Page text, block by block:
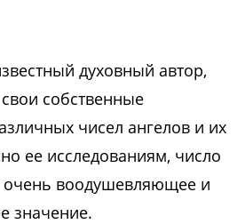
духовный автор,
собственные
чисел ангелов и их
ее исследованиям, число
очень воодушевляющее и
значение.